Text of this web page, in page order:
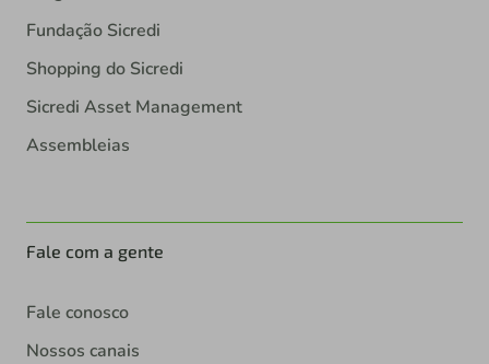
Fundação Sicredi
Shopping do Sicredi
Sicredi Asset Management
Assembleias
Fale com a gente
Fale conosco
Nossos canais